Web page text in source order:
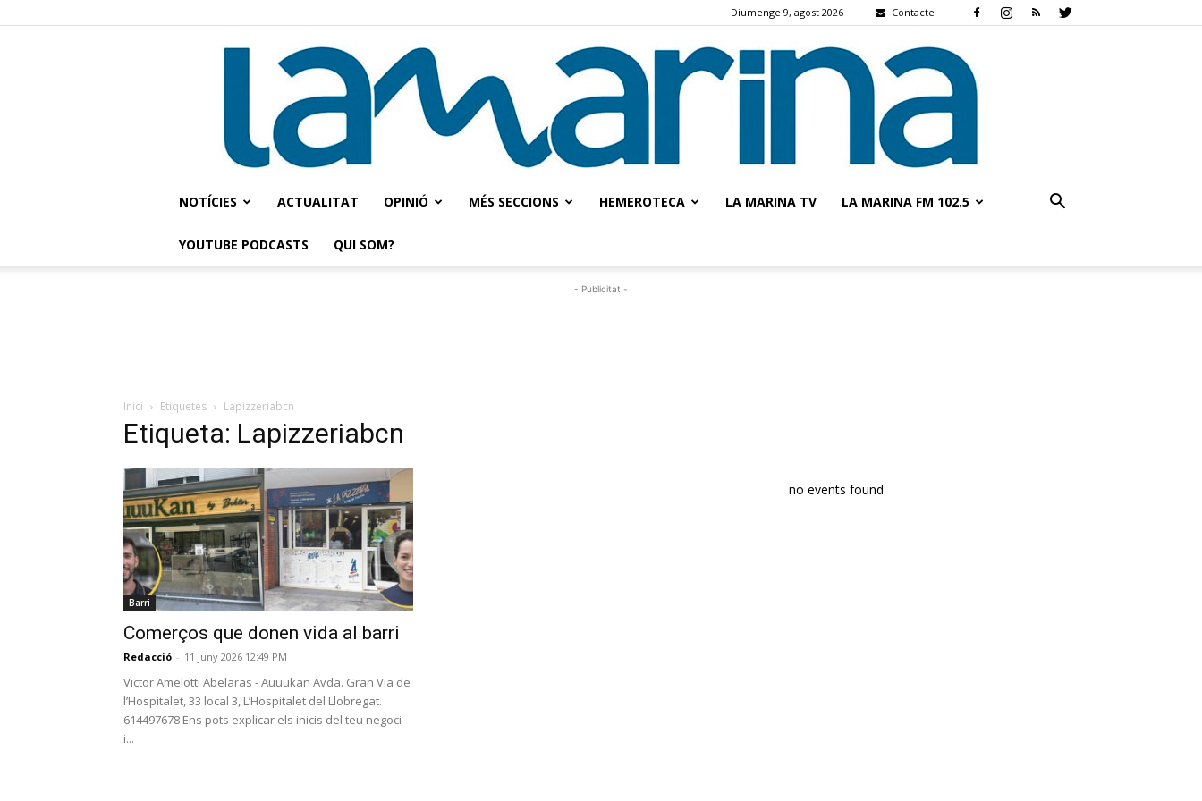
Diumenge 9, agost 2026 Contacte
NOTÍCIES ACTUALITAT OPINIÓ MÉS SECCIONS HEMEROTECA LA MARINA TV LA MARINA FM 102.5
YOUTUBE PODCASTS QUI SOM?
- Publicitat -
Inici Etiquetes Lapizzeriabcn
Etiqueta: Lapizzeriabcn
Barri
Comerços que donen vida al barri
Redacció - 11 juny 2026 12:49 PM
Victor Amelotti Abelaras - Auuukan Avda. Gran Via de
l’Hospitalet, 33 local 3, L’Hospitalet del Llobregat.
614497678 Ens pots explicar els inicis del teu negoci
i...
no events found